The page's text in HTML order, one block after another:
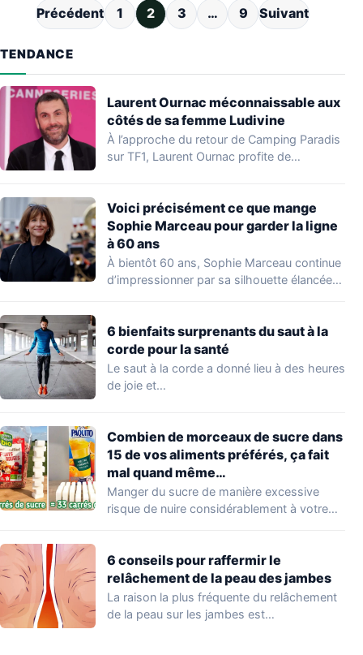
Pagination des publications
Précédent 1 2 3 … 9 Suivant
TENDANCE
Laurent Ournac méconnaissable aux
côtés de sa femme Ludivine
À l’approche du retour de Camping Paradis
sur TF1, Laurent Ournac profite de
Voici précisément ce que mange
Sophie Marceau pour garder la ligne
à 60 ans
À bientôt 60 ans, Sophie Marceau continue
d’impressionner par sa silhouette élancée
6 bienfaits surprenants du saut à la
corde pour la santé
Le saut à la corde a donné lieu à des heures
de joie et…
Combien de morceaux de sucre dans
15 de vos aliments préférés, ça fait
mal quand même…
Manger du sucre de manière excessive
risque de nuire considérablement à votre
6 conseils pour raffermir le
relâchement de la peau des jambes
La raison la plus fréquente du relâchement
de la peau sur les jambes est…